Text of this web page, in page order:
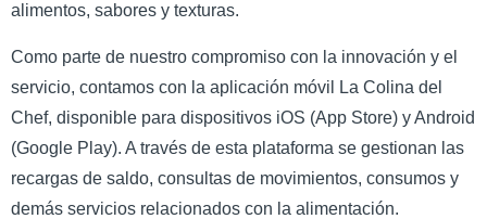
alimentos, sabores y texturas.
Como parte de nuestro compromiso con la innovación y el
servicio, contamos con la aplicación móvil La Colina del
Chef, disponible para dispositivos iOS (App Store) y Android
(Google Play). A través de esta plataforma se gestionan las
recargas de saldo, consultas de movimientos, consumos y
demás servicios relacionados con la alimentación.